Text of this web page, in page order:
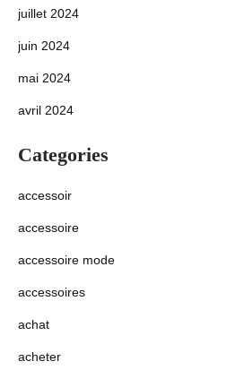
juillet 2024
juin 2024
mai 2024
avril 2024
Categories
accessoir
accessoire
accessoire mode
accessoires
achat
acheter